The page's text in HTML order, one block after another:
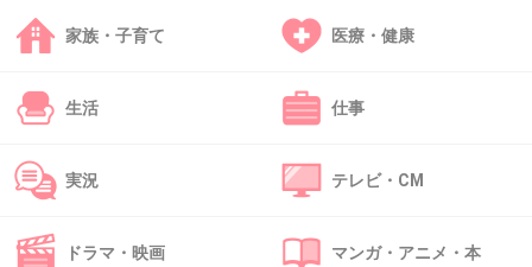
友達以上の気持ち胸に秘めたままパッと開いて
49. 匿名 2018/11/09(金) 16:11:07
+2
家族・子育て 医療・健康
生活 仕事
実況 テレビ・CM
ドラマ・映画 マンガ・アニメ・本